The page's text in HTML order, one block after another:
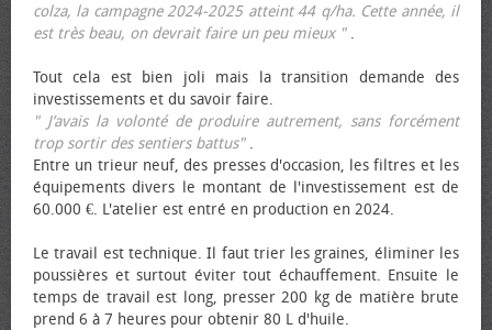
colza, la campagne 2024-2025 atteint 44 q/ha. Cette année, il
est très beau, on devrait faire un peu mieux ".
Tout cela est bien joli mais la transition demande des
investissements et du savoir faire.
" J’avais la volonté de produire autrement, sans forcément
trop sortir des sentiers battus".
Entre un trieur neuf, des presses d'occasion, les filtres et les
équipements divers le montant de l'investissement est de
60.000 €. L'atelier est entré en production en 2024.
Le travail est technique. Il faut trier les graines, éliminer les
poussières et surtout éviter tout échauffement. Ensuite le
temps de travail est long, presser 200 kg de matière brute
prend 6 à 7 heures pour obtenir 80 L d'huile.